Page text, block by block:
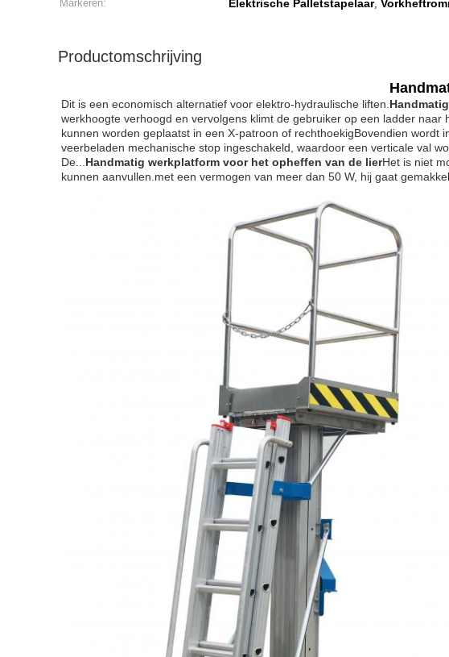
Markeren: Elektrische Palletstapelaar,
Productomschrijving
Dit is een economisch alternatief voor elektro-hydraulische liften.
werkhoogte verhoogd en vervolgens klimt de gebruiker op een ladder
kunnen worden geplaatst in een X-patroon of rechthoekigBovendien
veerbeladen mechanische stop ingeschakeld, waardoor een verticale val
De... Handmatig werkplatform voor het opheffen van de lierHet is niet
kunnen aanvullen.met een vermogen van meer dan 50 W, hij gaat